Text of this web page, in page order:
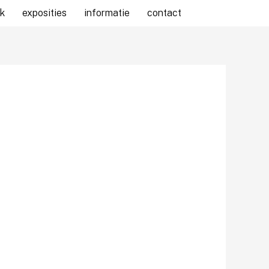
exposities informatie contact